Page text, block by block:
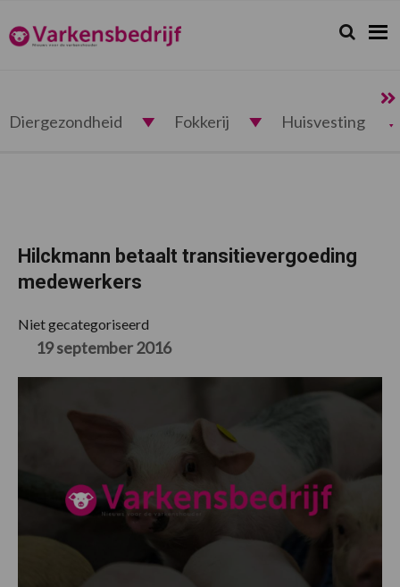
de
hoofdnavigatie
de
hoofd
de
eerste
de
voettekst
Varkensbedrijf.nl Zoeken...
Zoek
Diergezondheid Fokkerij Huisvesting
Hilckmann betaalt transitievergoeding
medewerkers
Niet gecategoriseerd
19 september 2016